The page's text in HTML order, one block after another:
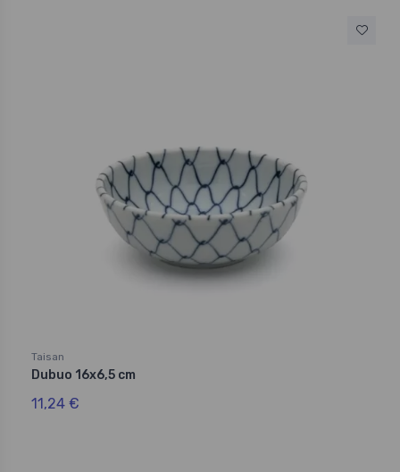
Taisan
Dubuo 16x6,5 cm
11,24 €